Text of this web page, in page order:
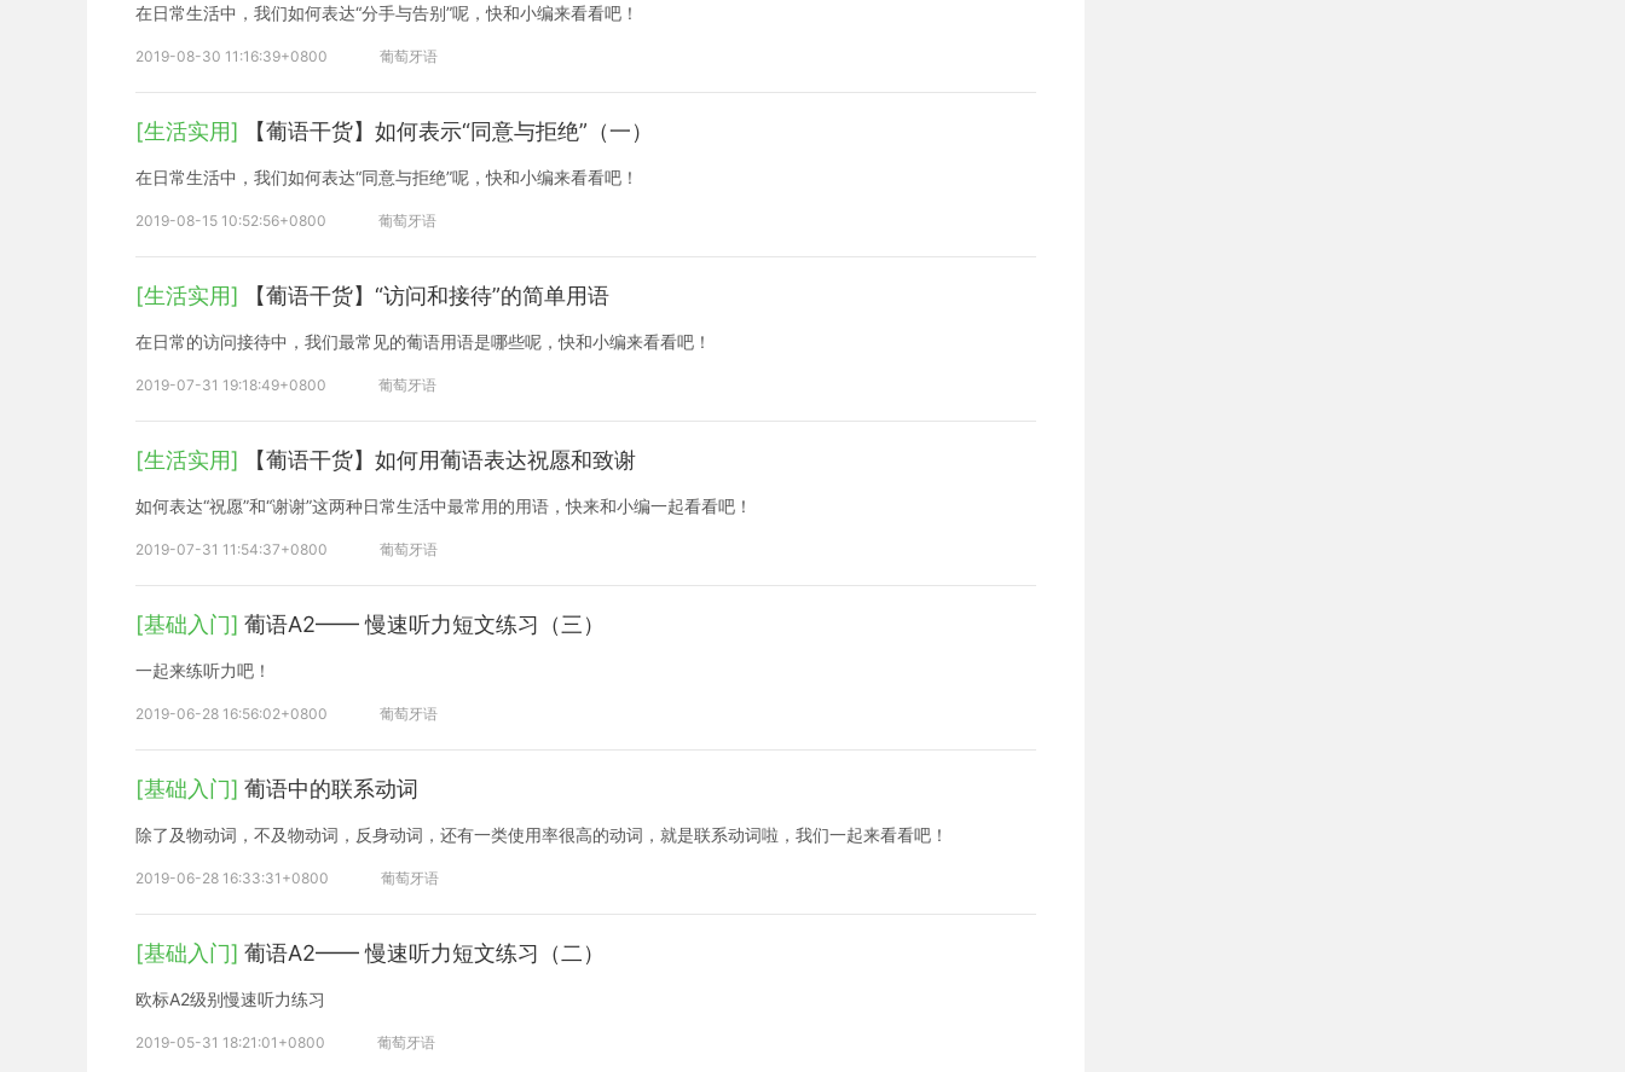
在日常生活中，我们如何表达“分手与告别”呢，快和小编来看看吧！
2019-08-30 11:16:39+0800 葡萄牙语
[生活实用] 【葡语干货】如何表示“同意与拒绝”（一）
在日常生活中，我们如何表达“同意与拒绝”呢，快和小编来看看吧！
2019-08-15 10:52:56+0800 葡萄牙语
[生活实用] 【葡语干货】“访问和接待”的简单用语
在日常的访问接待中，我们最常见的葡语用语是哪些呢，快和小编来看看吧！
2019-07-31 19:18:49+0800 葡萄牙语
[生活实用] 【葡语干货】如何用葡语表达祝愿和致谢
如何表达“祝愿”和“谢谢”这两种日常生活中最常用的用语，快来和小编一起看看吧！
2019-07-31 11:54:37+0800 葡萄牙语
[基础入门] 葡语A2—— 慢速听力短文练习（三）
一起来练听力吧！
2019-06-28 16:56:02+0800 葡萄牙语
[基础入门] 葡语中的联系动词
除了及物动词，不及物动词，反身动词，还有一类使用率很高的动词，就是联系动词啦，我们一起来看看吧！
2019-06-28 16:33:31+0800 葡萄牙语
[基础入门] 葡语A2—— 慢速听力短文练习（二）
欧标A2级别慢速听力练习
2019-05-31 18:21:01+0800 葡萄牙语